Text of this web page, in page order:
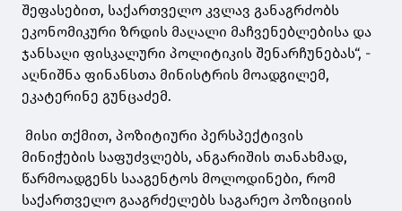
შეფასებით, საქართველო კვლავ განაგრძობს
ეკონომიკური ზრდის მაღალი მაჩვენებლებისა და
ჯანსაღი ფისკალური პოლიტიკის შენარჩუნებას“, -
აღნიშნა ფინანსთა მინისტრის მოადგილემ,
ეკატერინე გუნცაძემ.
მისი თქმით, პოზიტიური პერსპექტივის
მინიჭების საფუძვლებს, ანგარიშის თანახმად,
წარმოადგენს სააგენტოს მოლოდინები, რომ
საქართველო გააგრძელებს საგარეო პოზიციის